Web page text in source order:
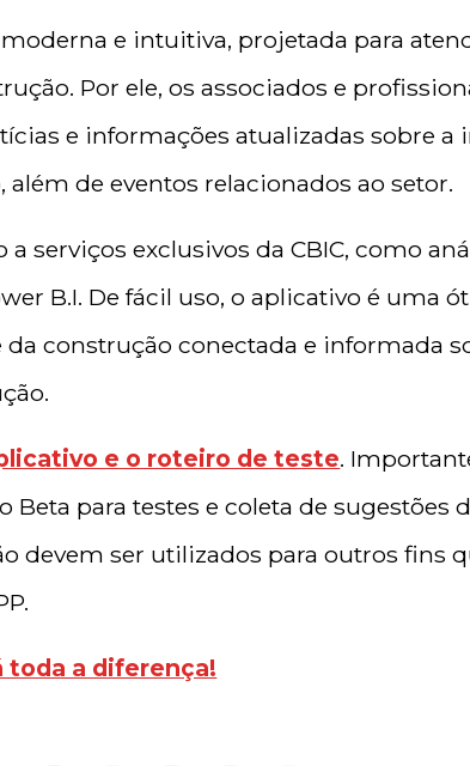
e intuitiva, projetada para
Por ele, os associados e
e informações atualizadas sobre a
de eventos relacionados ao setor.
serviços exclusivos da CBIC, como
B.I. De fácil uso, o aplicativo é uma
construção conectada e informada
e o roteiro de teste.
para testes e coleta de sugestões
devem ser utilizados para outros fins
toda a diferença!